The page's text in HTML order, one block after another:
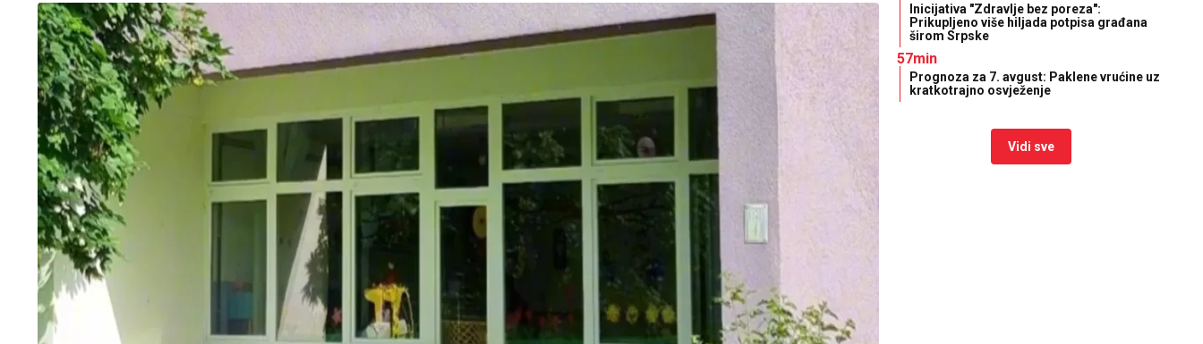
Inicijativa "Zdravlje bez poreza":
Prikupljeno više hiljada potpisa građana
širom Srpske
57min
Prognoza za 7. avgust: Paklene vrućine uz
kratkotrajno osvježenje
Vidi sve